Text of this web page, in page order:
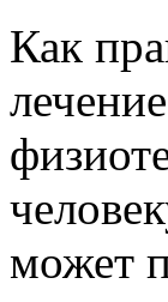
Как
может